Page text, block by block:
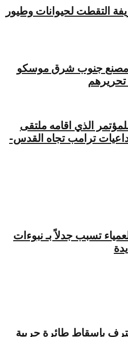
التقطت لحيوانات وطيور
مصنع جنوب شرق موسكو
الذي اقامه ملتقى
ترامب تجاه القدس-
تسبب جدلاً بـ نبوءات
بإسقاط طائرة حربية